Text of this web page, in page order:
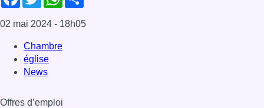
02 mai 2024 - 18h05
Chambre
église
News
Offres d’emploi